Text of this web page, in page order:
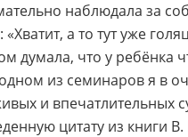
наблюдала за
а то тут уже
думала, что у ребёнка
из семинаров я в
и впечатлительных
цитату из книги